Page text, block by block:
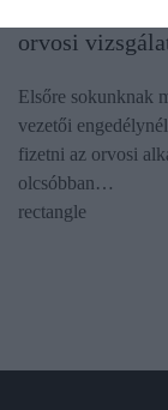
orvosi
Elsőre sokunknak
vezetői
fizetni az orvosi
olcsóbban…
rectangle